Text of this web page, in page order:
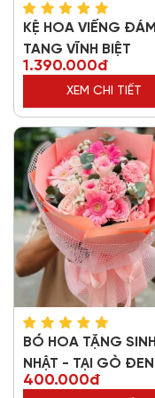
KỆ HOA VIẾNG ĐÁM
TANG VĨNH BIỆT
1.390.000đ
XEM CHI TIẾT
BÓ HOA TẶNG SINH
NHẬT - TẠI GÒ ĐEN
400.000đ